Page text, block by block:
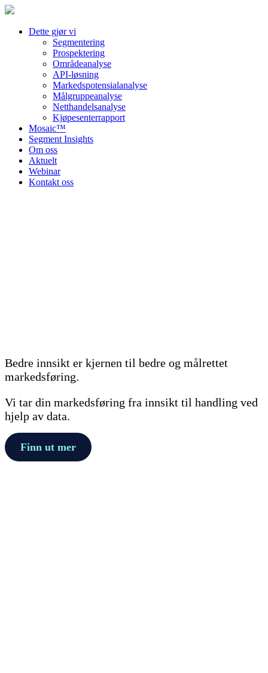
Dette gjør vi
Segmentering
Prospektering
Områdeanalyse
API-løsning
Markedspotensialanalyse
Målgruppeanalyse
Netthandelsanalyse
Kjøpesenterrapport
Mosaic™
Segment Insights
Om oss
Aktuelt
Webinar
Kontakt oss
Bedre innsikt er kjernen til bedre og målrettet
markedsføring.
Vi tar din markedsføring fra innsikt til handling ved
hjelp av data.
Finn ut mer